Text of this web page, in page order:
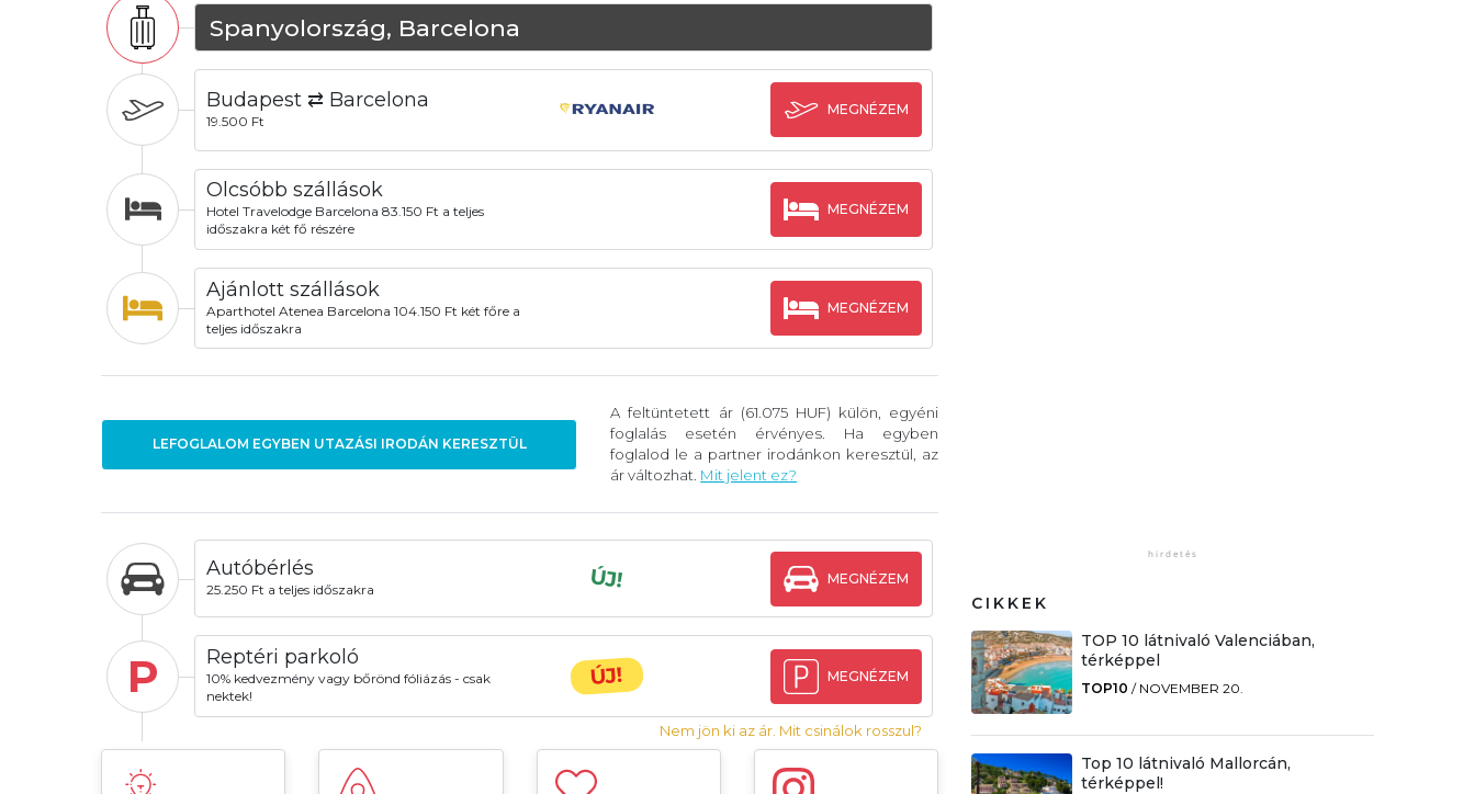
Spanyolország, Barcelona
Budapest ⇄ Barcelona
19.500 Ft
MEGNÉZEM
Olcsóbb szállások
Hotel Travelodge Barcelona 83.150 Ft a teljes
időszakra két fő részére
MEGNÉZEM
Ajánlott szállások
Aparthotel Atenea Barcelona 104.150 Ft két főre a
teljes időszakra
MEGNÉZEM
LEFOGLALOM EGYBEN UTAZÁSI IRODÁN KERESZTÜL
A feltüntetett ár (61.075 HUF) külön, egyéni
foglalás esetén érvényes. Ha egyben
foglalod le a partner irodánkon keresztül, az
ár változhat. Mit jelent ez?
Autóbérlés
25.250 Ft a teljes időszakra ÚJ! MEGNÉZEM
P Reptéri parkoló
10% kedvezmény vagy bőrönd fóliázás - csak
nektek!
ÚJ! MEGNÉZEM
Nem jön ki az ár. Mit csinálok rosszul?
CIKKEK
TOP 10 látnivaló Valenciában,
térképpel
TOP10 / NOVEMBER 20.
Top 10 látnivaló Mallorcán,
térképpel!